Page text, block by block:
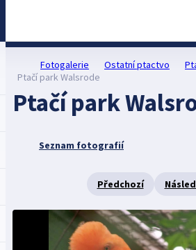
Fotogalerie Ostatní ptactvo
Ptačí park Walsrode
Ptačí park
Seznam fotografií
Předchozí